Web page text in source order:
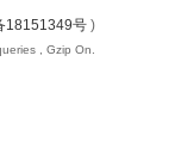
18151349号 )
, Gzip On.